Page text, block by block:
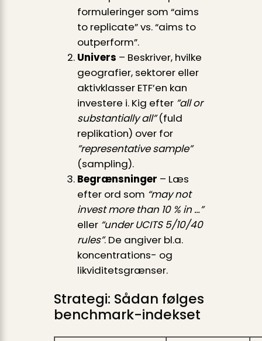
formuleringer som “aims
to replicate” vs. “aims to
outperform”.
Univers – Beskriver, hvilke
geografier, sektorer eller
aktivklasser ETF’en kan
investere i. Kig efter ”all or
substantially all”(fuld
replikation) over for
”representative sample”
(sampling).
Begrænsninger – Læs
efter ord som “may not
invest more than 10 % in …”
eller “under UCITS 5/10/40
rules”. De angiver bl.a.
koncentrations- og
likviditetsgrænser.
Strategi: Sådan følges
benchmark-indekset